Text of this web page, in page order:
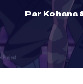
Par Kohana